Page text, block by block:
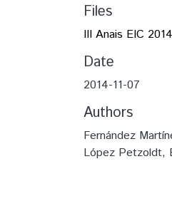
Files
III Anais EIC
Date
2014-11-07
Authors
Fernández
López Petzoldt,